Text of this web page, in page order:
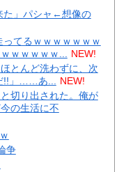
た」パシャ←想像の
ってるｗｗｗｗｗｗｗ
ｗｗｗｗｗ...
NEW!
とんど洗わずに、次
!!」……あ...
NEW!
切り出された。俺が
の生活に不
争